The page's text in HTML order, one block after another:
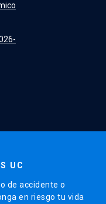
UC
de accidente o
en riesgo tu vida